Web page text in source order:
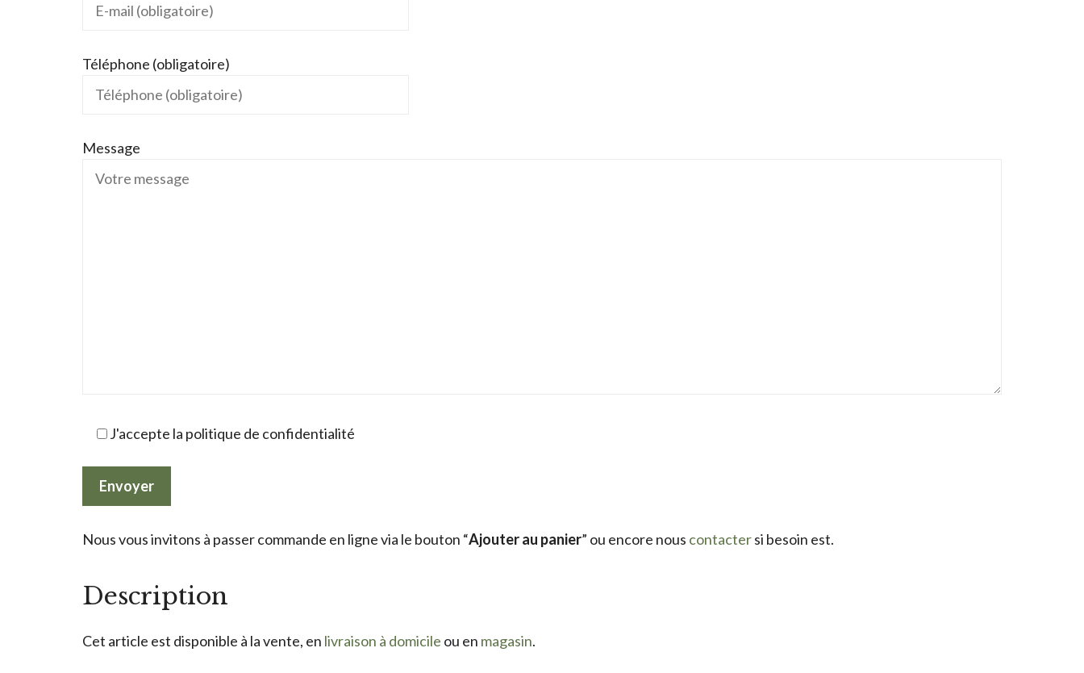
Téléphone (obligatoire)
Message
J'accepte la politique de confidentialité
Nous vous invitons à passer commande en ligne via le bouton “Ajouter au panier” ou encore nous contactersi besoin est.
Description
Cet article est disponible à la vente, en livraison à domicile ou en magasin.